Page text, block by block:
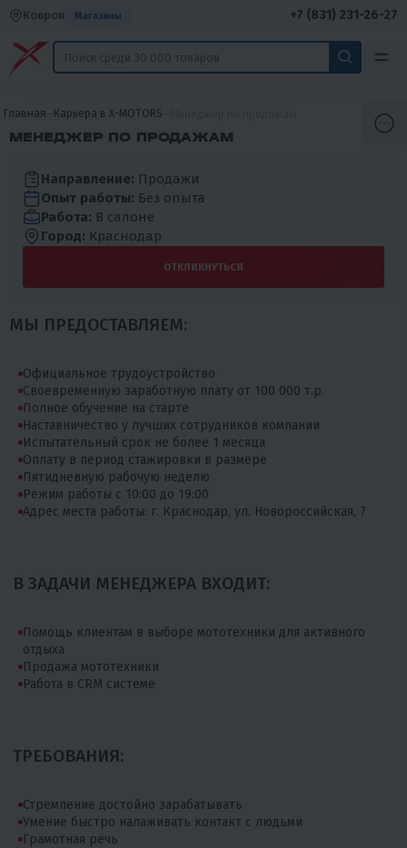
Ковров Магазины +7 (831) 231-26-27
Главная Карьера в X-MOTORS
МЕНЕДЖЕР ПО ПРОДАЖАМ
Направление: Продажи
Опыт работы: Без опыта
Работа: В салоне
Город: Краснодар
ОТКЛИКНУТЬСЯ
МЫ ПРЕДОСТАВЛЯЕМ:
Официальное трудоустройство
Своевременную заработную плату от 100 000 т.р.
Полное обучение на старте
Наставничество у лучших сотрудников компании
Испытательный срок не более 1 месяца
Оплату в период стажировки в размере
Пятидневную рабочую неделю
Режим работы с 10:00 до 19:00
Адрес места работы: г. Краснодар, ул. Новороссийская, 7
В ЗАДАЧИ МЕНЕДЖЕРА ВХОДИТ:
Помощь клиентам в выборе мототехники для активного
отдыха
Продажа мототехники
Работа в CRM системе
ТРЕБОВАНИЯ:
Стремление достойно зарабатывать
Умение быстро налаживать контакт с людьми
Грамотная речь